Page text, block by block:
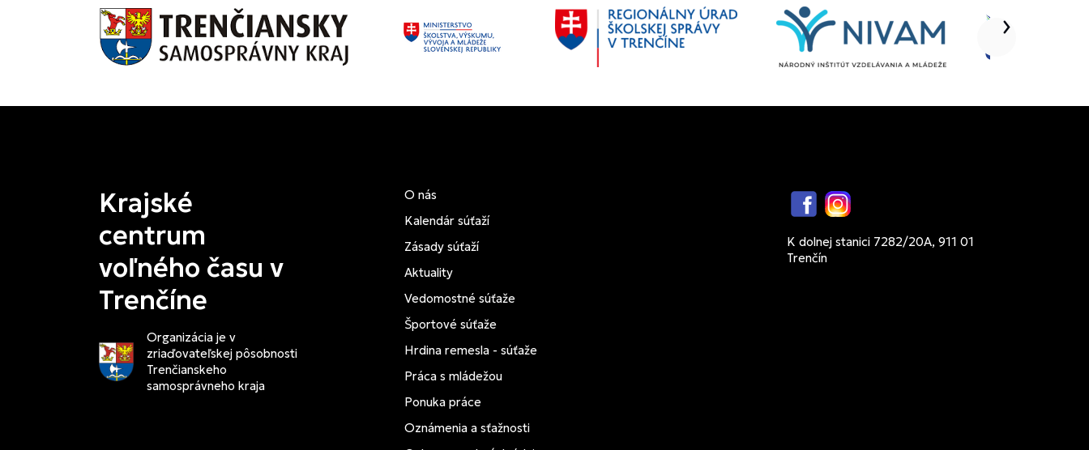
Krajské
centrum
voľného času v
Trenčíne
Organizácia je v
zriaďovateľskej pôsobnosti
Trenčianskeho
samosprávneho kraja
O nás
Kalendár súťaží
Zásady súťaží
Aktuality
Vedomostné súťaže
Športové súťaže
Hrdina remesla - súťaže
Práca s mládežou
Ponuka práce
Oznámenia a sťažnosti
FacebookInstagram
K dolnej stanici 7282/20A, 911 01
Trenčín